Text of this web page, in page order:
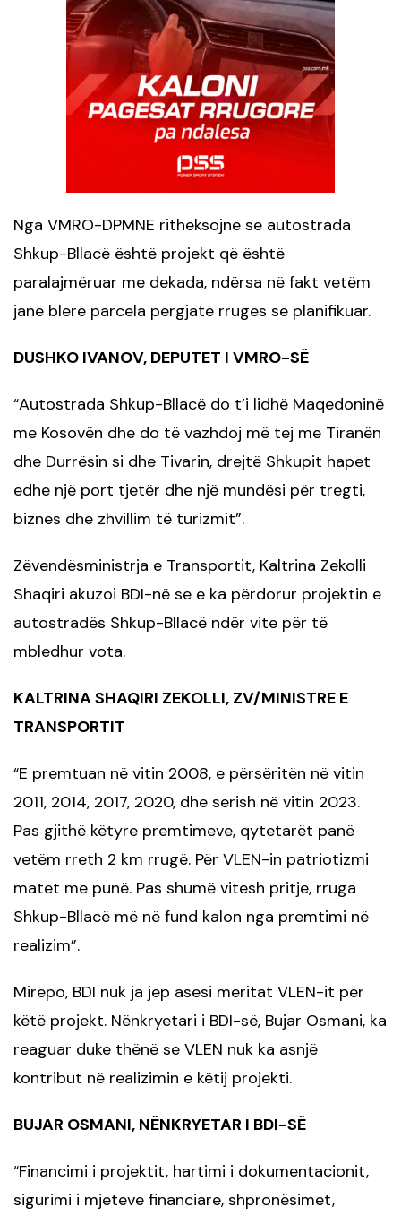
Nga VMRO-DPMNE ritheksojnë se autostrada
Shkup-Bllacë është projekt që është
paralajmëruar me dekada, ndërsa në fakt vetëm
janë blerë parcela përgjatë rrugës së planifikuar.
DUSHKO IVANOV, DEPUTET I VMRO-SË
“Autostrada Shkup-Bllacë do t’i lidhë Maqedoninë
me Kosovën dhe do të vazhdoj më tej me Tiranën
dhe Durrësin si dhe Tivarin, drejtë Shkupit hapet
edhe një port tjetër dhe një mundësi për tregti,
biznes dhe zhvillim të turizmit”.
Zëvendësministrja e Transportit, Kaltrina Zekolli
Shaqiri akuzoi BDI-në se e ka përdorur projektin e
autostradës Shkup-Bllacë ndër vite për të
mbledhur vota.
KALTRINA SHAQIRI ZEKOLLI, ZV/MINISTRE E
TRANSPORTIT
“E premtuan në vitin 2008, e përsëritën në vitin
2011, 2014, 2017, 2020, dhe serish në vitin 2023.
Pas gjithë këtyre premtimeve, qytetarët panë
vetëm rreth 2 km rrugë. Për VLEN-in patriotizmi
matet me punë. Pas shumë vitesh pritje, rruga
Shkup-Bllacë më në fund kalon nga premtimi në
realizim”.
Mirëpo, BDI nuk ja jep asesi meritat VLEN-it për
këtë projekt. Nënkryetari i BDI-së, Bujar Osmani, ka
reaguar duke thënë se VLEN nuk ka asnjë
kontribut në realizimin e këtij projekti.
BUJAR OSMANI, NËNKRYETAR I BDI-SË
“Financimi i projektit, hartimi i dokumentacionit,
sigurimi i mjeteve financiare, shpronësimet,